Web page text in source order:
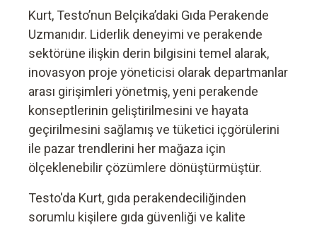
Kurt, Testo’nun Belçika’daki Gıda Perakende
Uzmanıdır. Liderlik deneyimi ve perakende
sektörüne ilişkin derin bilgisini temel alarak,
inovasyon proje yöneticisi olarak departmanlar
arası girişimleri yönetmiş, yeni perakende
konseptlerinin geliştirilmesini ve hayata
geçirilmesini sağlamış ve tüketici içgörülerini
ile pazar trendlerini her mağaza için
ölçeklenebilir çözümlere dönüştürmüştür.
Testo'da Kurt, gıda perakendeciliğinden
sorumlu kişilere gıda güvenliği ve kalite